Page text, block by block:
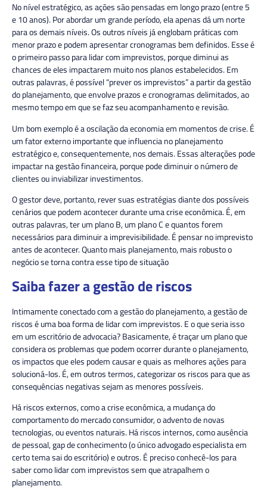
No nível estratégico, as ações são pensadas em longo prazo (entre 5
e 10 anos). Por abordar um grande período, ela apenas dá um norte
para os demais níveis. Os outros níveis já englobam práticas com
menor prazo e podem apresentar cronogramas bem definidos. Esse é
o primeiro passo para lidar com imprevistos, porque diminui as
chances de eles impactarem muito nos planos estabelecidos. Em
outras palavras, é possível “prever os imprevistos” a partir da gestão
do planejamento, que envolve prazos e cronogramas delimitados, ao
mesmo tempo em que se faz seu acompanhamento e revisão.
Um bom exemplo é a oscilação da economia em momentos de crise. É
um fator externo importante que influencia no planejamento
estratégico e, consequentemente, nos demais. Essas alterações pode
impactar na gestão financeira, porque pode diminuir o número de
clientes ou inviabilizar investimentos.
O gestor deve, portanto, rever suas estratégias diante dos possíveis
cenários que podem acontecer durante uma crise econômica. É, em
outras palavras, ter um plano B, um plano C e quantos forem
necessários para diminuir a imprevisibilidade. É pensar no imprevisto
antes de acontecer. Quanto mais planejamento, mais robusto o
negócio se torna contra esse tipo de situação
Saiba fazer a gestão de riscos
Intimamente conectado com a gestão do planejamento, a gestão de
riscos é uma boa forma de lidar com imprevistos. E o que seria isso
em um escritório de advocacia? Basicamente, é traçar um plano que
considera os problemas que podem ocorrer durante o planejamento,
os impactos que eles podem causar e quais as melhores ações para
solucioná-los. É, em outros termos, categorizar os riscos para que as
consequências negativas sejam as menores possíveis.
Há riscos externos, como a crise econômica, a mudança do
comportamento do mercado consumidor, o advento de novas
tecnologias, ou eventos naturais. Há riscos internos, como ausência
de pessoal, gap de conhecimento (o único advogado especialista em
certo tema sai do escritório) e outros. É preciso conhecê-los para
saber como lidar com imprevistos sem que atrapalhem o
planejamento.